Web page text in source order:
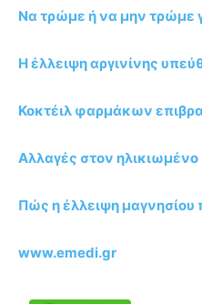
Να τρώμε ή να μην τρώμε
Η έλλειψη αργινίνης
Κοκτέιλ φαρμάκων
Αλλαγές στον ηλικιωμένο
Πώς η έλλειψη
www.emedi.gr